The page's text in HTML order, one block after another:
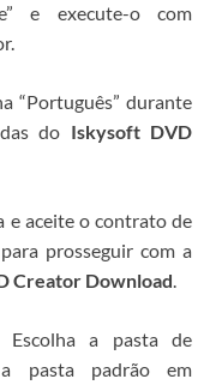
e execute-o com
“Português” durante
do Iskysoft DVD
e aceite o contrato de
prosseguir com a
Creator Download
Escolha a pasta de
a pasta padrão em